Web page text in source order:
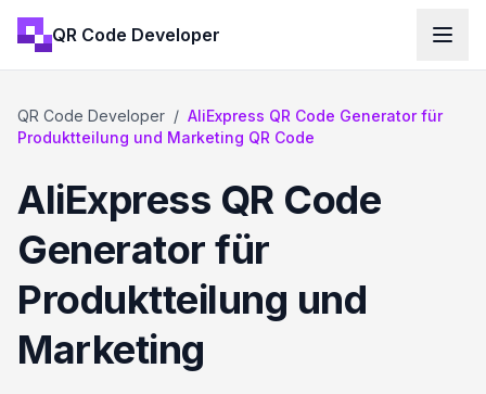
QR Code Developer
QR Code Developer / AliExpress QR Code Generator für
Produktteilung und Marketing QR Code
AliExpress QR Code
Generator für
Produktteilung und
Marketing